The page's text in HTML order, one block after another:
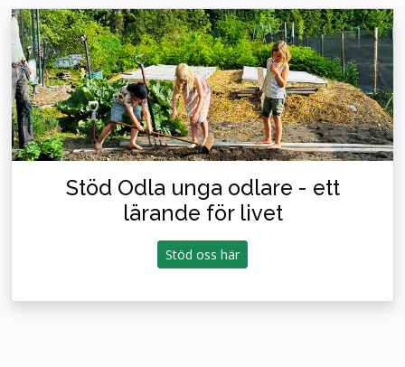
Stöd Odla unga odlare - ett
lärande för livet
Stöd oss här